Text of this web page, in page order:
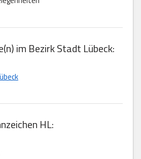
im Bezirk Stadt Lübeck:
HL: